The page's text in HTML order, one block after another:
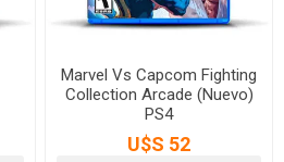
Marvel Vs Capcom Fighting
Collection Arcade (Nuevo)
PS4
U$S 52